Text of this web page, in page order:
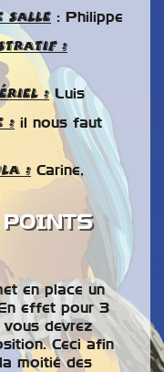
salle : Philippe
:
:Luis
: il nous faut
: Carine,
POINTS
en place un
effet pour 3
vous devrez
Ceci afin
moitié des